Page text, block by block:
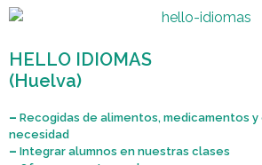
HELLO IDIOMAS
(Huelva)
– Recogidas de alimentos, medicamentos
necesidad
– Integrar alumnos en nuestras clases